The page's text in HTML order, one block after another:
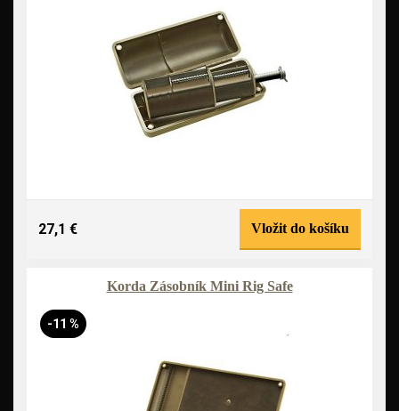
27,1 € Vložit do košíku
Korda Zásobník Mini Rig Safe
-11 %